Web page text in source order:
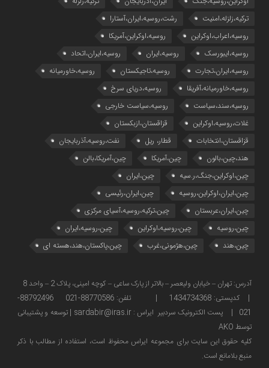
ترکیه،زلزله،امنیت
رشت،روسیه،ایران،آستارا
روسیه،اعراب،اوکراین
روسیه،اوکراین،آمریکا
روسیه،ایبورسک
روسیه،ایران
روسیه،ایران،اتحاد
روسیه،ایران،تجارت
روسیه،تاجیکستان
روسیه،خاورمیانه
روسیه،خاورمیانه،آفریقا
روسیه،دریای سرخ
روسیه،سند،سیاست
روسیه،سیاست خارجی
غلات،روسیه،اوکراین
قزاقستان،ازبکستان
قزاقستان،انتخابات
قطار، ریل
نفت،روسیه،آذربایجان
هند،چین،بالون
چین،آمریکا
چین،آمریکا،بالن
چین،اوکراین،جنگ،ر.سیه
چین،ایران
چین،ایران،اوکراین،روسیه
چین،ایران،رئیسی
چین،ایران،عربستان
چین،ترکیه،روسیه،آسیای مرکزی
چین،روسیه
چین،روسیه،اوکراین
چین،روسیه،ایران
چین،هند
چین،هژمونی،غرب چین،پاکستان،هند،هسته ای
| کدپستی: 1434734368 | تلفن: 88770586-021 88792496-
021 | پست الکترونیک سردبیر ایراس : sardabir@iras.ir |
توسعه و پشتیبانی
توسط AKO
كليه حقوق این سایت برای مجموعه ایراس محفوظ است، استفاده از مطالب با ذكر
منبع بلامانع است.